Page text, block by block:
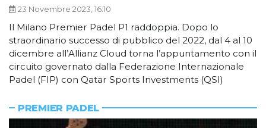
23 Novembre 2023, 16:10
Il Milano Premier Padel P1 raddoppia. Dopo lo
straordinario successo di pubblico del 2022, dal 4 al 10
dicembre all’Allianz Cloud torna l’appuntamento con il
circuito governato dalla Federazione Internazionale
Padel (FIP) con Qatar Sports Investments (QSI)
PREMIER PADEL